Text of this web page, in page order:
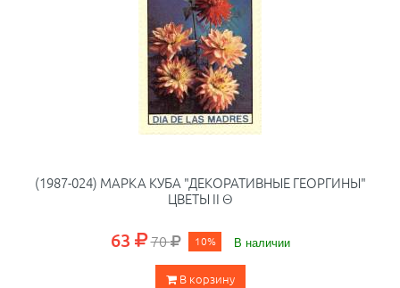
(1987-024) МАРКА КУБА "ДЕКОРАТИВНЫЕ ГЕОРГИНЫ"
ЦВЕТЫ II Θ
63 70 10% В наличии
В корзину